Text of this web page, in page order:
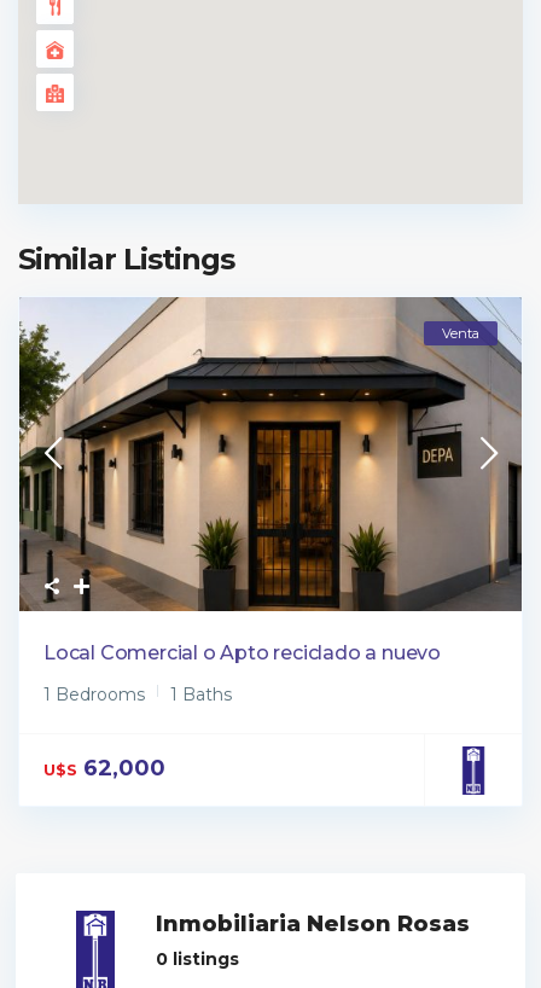
Similar Listings
Venta
Local Comercial o Apto reciclado a nuevo
1 Bedrooms 1 Baths
U$S 62,000
Inmobiliaria Nelson Rosas
0 listings